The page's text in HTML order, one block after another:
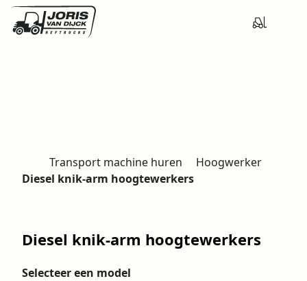
o
Transport machine huren
Hoogwerker
Diesel knik-arm hoogtewerkers
Diesel knik-arm hoogtewerkers
Selecteer een model